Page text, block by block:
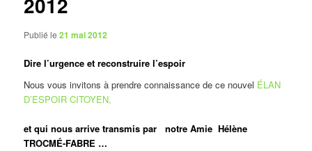
Publié le21 mai 2012
Dire l’urgence et reconstruire l’espoir
Nous vous invitons à prendre connaissance de ce nouvel ÉLAN
D’ESPOIR CITOYEN,
et qui nous arrive transmis par notre Amie Hélène
TROCMÉ-FABRE …